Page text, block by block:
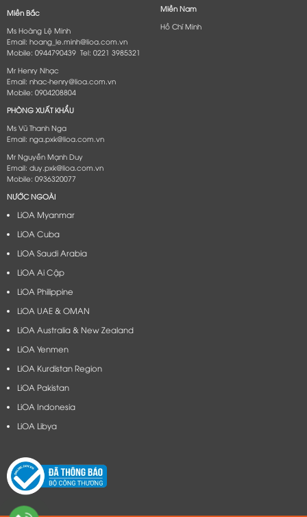
Miền Bắc
Ms Hoàng Lệ Minh
Email: hoang_le.minh@lioa.com.vn
Mobile: 0944790439 Tel: 0221 3985321
Mr Henry Nhạc
Email: nhac-henry@lioa.com.vn
Mobile: 0904208804
PHÒNG XUẤT KHẨU
Ms Vũ Thanh Nga
Email: nga.pxk@lioa.com.vn
Mr Nguyễn Mạnh Duy
Email: duy.pxk@lioa.com.vn
Mobile: 0936320077
Miền Nam
Hồ Chí Minh
NƯỚC NGOÀI
LiOA Myanmar
LiOA Cuba
LiOA Saudi Arabia
LiOA Ai Cập
LiOA Philippine
LiOA UAE & OMAN
LiOA Australia & New Zealand
LiOA Yenmen
LiOA Kurdistan Region
LiOA Pakistan
LiOA Indonesia
LiOA Libya